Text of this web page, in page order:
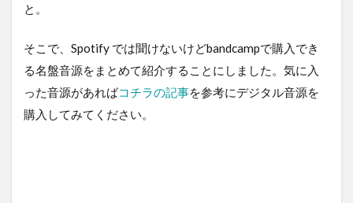
と。
そこで、Spotify では聞けないけどbandcampで購入でき
る名盤音源をまとめて紹介することにしました。気に入
った音源があればコチラの記事を参考にデジタル音源を
購入してみてください。